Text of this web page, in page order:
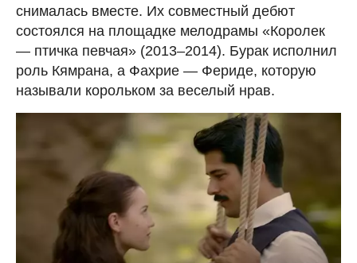
снималась вместе. Их совместный дебют
состоялся на площадке мелодрамы «Королек
— птичка певчая» (2013–2014). Бурак исполнил
роль Кямрана, а Фахрие — Фериде, которую
называли корольком за веселый нрав.